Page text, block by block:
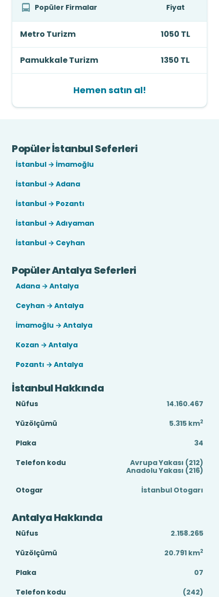
Popüler Firmalar Fiyat
Metro Turizm 1050 TL
Pamukkale Turizm 1350 TL
Hemen satın al!
Popüler İstanbul Seferleri
İstanbul → İmamoğlu
İstanbul → Adana
İstanbul → Pozantı
İstanbul → Adıyaman
İstanbul → Ceyhan
Popüler Antalya Seferleri
Adana → Antalya
Ceyhan → Antalya
İmamoğlu → Antalya
Kozan → Antalya
Pozantı → Antalya
İstanbul Hakkında
Nüfus
14.160.467
Yüzölçümü
5.315 km2
Plaka
34
Telefon kodu
Avrupa Yakası (212)
Anadolu Yakası (216)
Otogar
İstanbul Otogarı
Antalya Hakkında
Nüfus
2.158.265
Yüzölçümü
20.791 km2
Plaka
07
Telefon kodu
(242)